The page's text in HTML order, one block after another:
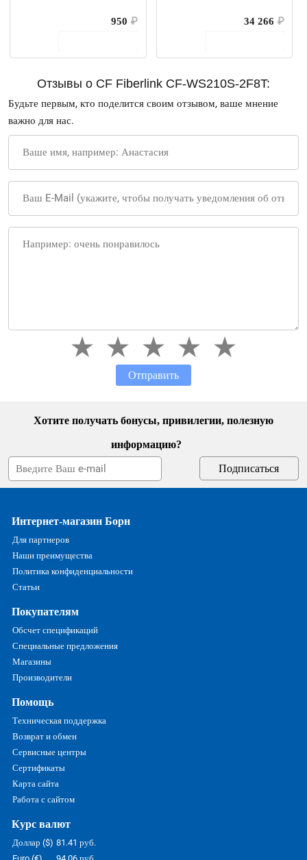
950 ₽ 34 266 ₽
Отзывы о CF Fiberlink CF-WS210S-2F8T:
Будьте первым, кто поделится своим отзывом, ваше мнение
важно для нас.
Отправить
Хотите получать бонусы, привилегии, полезную
информацию?
Интернет-магазин Борн
Для партнеров
Наши преимущества
Политика конфиденциальности
Статьи
Покупателям
Обсчет спецификаций
Специальные предложения
Магазины
Производители
Помощь
Техническая поддержка
Возврат и обмен
Сервисные центры
Сертификаты
Карта сайта
Работа с сайтом
Курс валют
Доллар ($) 81.41 руб.